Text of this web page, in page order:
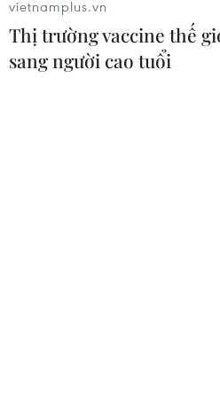
vietnamplus.vn
Thị trường vaccine thế
sang người cao tuổi